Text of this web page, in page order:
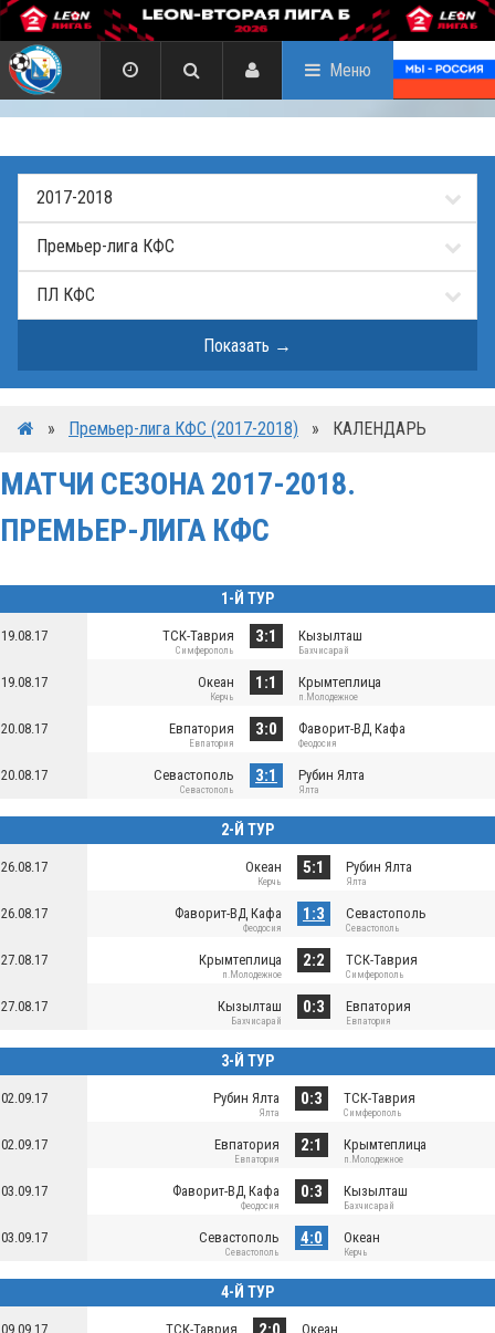
Меню
» Премьер-лига КФС (2017-2018) » КАЛЕНДАРЬ
МАТЧИ СЕЗОНА 2017-2018.
ПРЕМЬЕР-ЛИГА КФС
1-Й ТУР
19.08.17 ТСК-Таврия
Симферополь
3:1 Кызылташ
Бахчисарай
19.08.17 Океан
Керчь
1:1 Крымтеплица
п.Молодежное
20.08.17 Евпатория
Евпатория
3:0 Фаворит-ВД Кафа
Феодосия
20.08.17 Севастополь
Севастополь
3:1 Рубин Ялта
Ялта
2-Й ТУР
26.08.17 Океан
Керчь
5:1 Рубин Ялта
Ялта
26.08.17 Фаворит-ВД Кафа
Феодосия
1:3 Севастополь
Севастополь
27.08.17 Крымтеплица
п.Молодежное
2:2 ТСК-Таврия
Симферополь
27.08.17 Кызылташ
Бахчисарай
0:3 Евпатория
Евпатория
3-Й ТУР
02.09.17 Рубин Ялта
Ялта
0:3 ТСК-Таврия
Симферополь
02.09.17 Евпатория
Евпатория
2:1 Крымтеплица
п.Молодежное
03.09.17 Фаворит-ВД Кафа
Феодосия
0:3 Кызылташ
Бахчисарай
03.09.17 Севастополь
Севастополь
4:0 Океан
Керчь
4-Й ТУР
09.09.17 ТСК-Таврия 2:0 Океан